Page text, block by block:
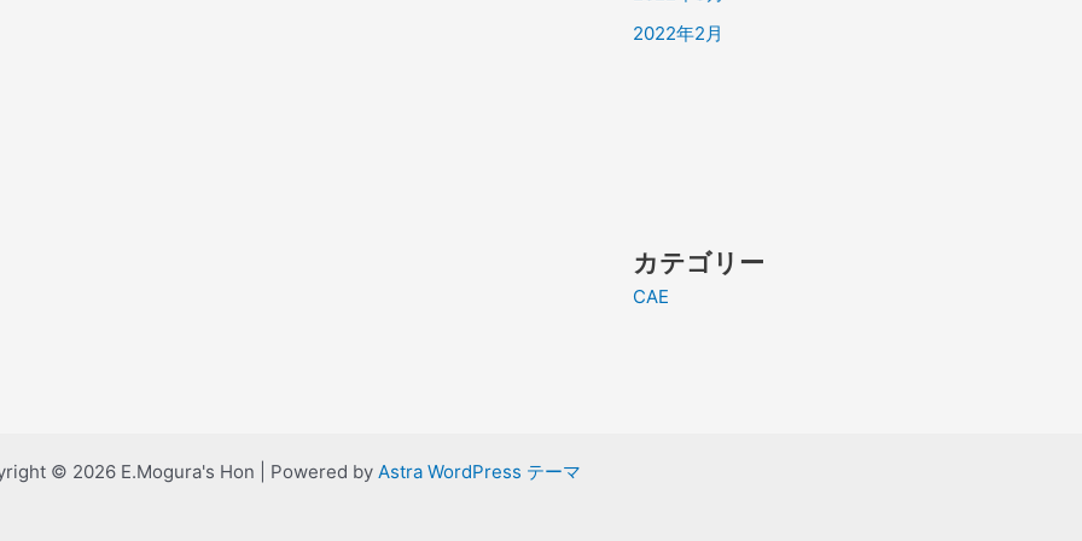
2022年2月
カテゴリー
CAE
© 2026 E.Mogura's Hon | Powered by Astra WordPress テーマ